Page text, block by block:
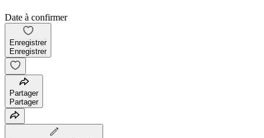
Date à confirmer
Enregistrer
Enregistrer
Partager
Partager